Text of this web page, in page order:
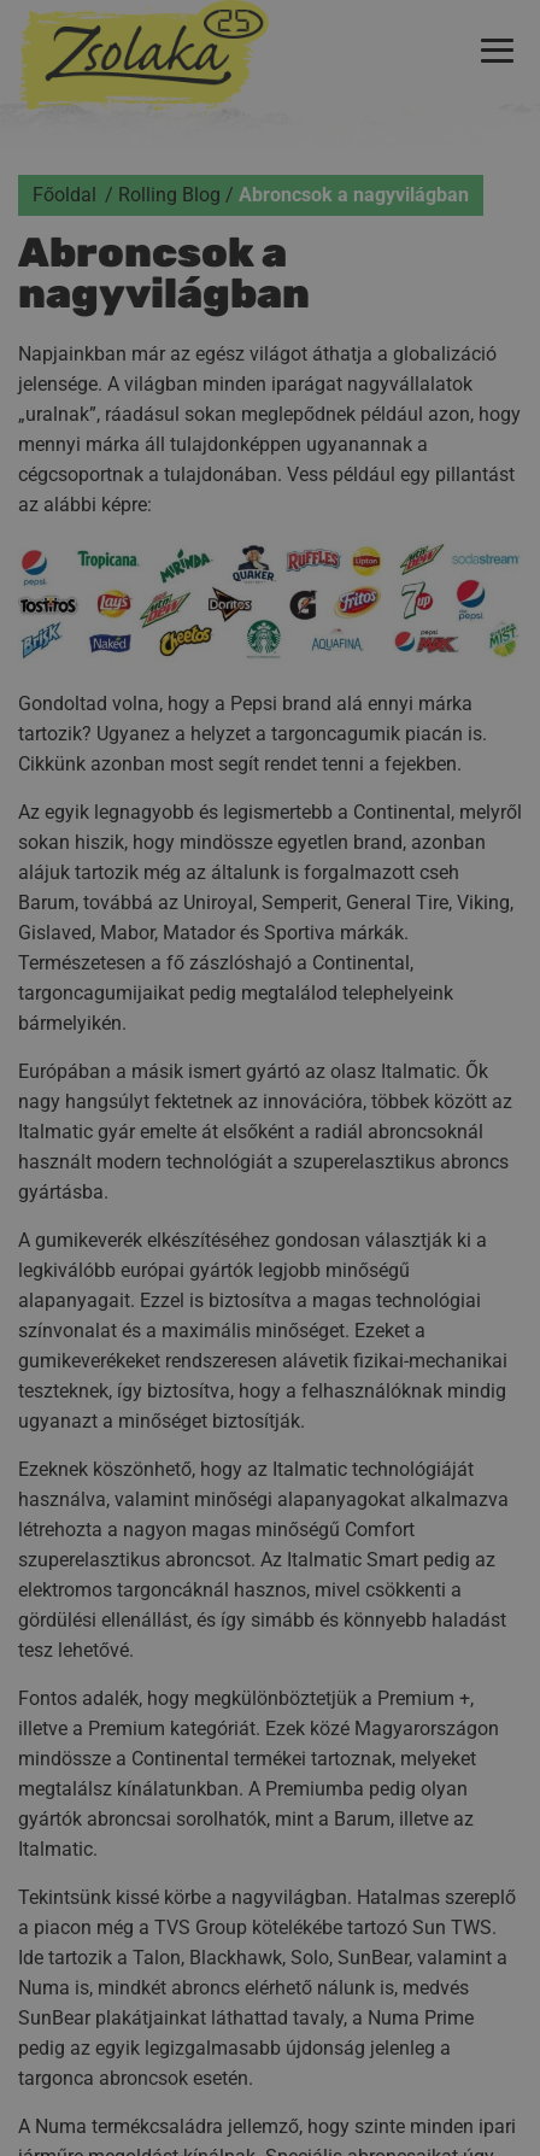
Főoldal Rolling Blog Abroncsok a nagyvilágban
Abroncsok a
nagyvilágban
Napjainkban már az egész világot áthatja a globalizáció
jelensége. A világban minden iparágat nagyvállalatok
„uralnak”, ráadásul sokan meglepődnek például azon, hogy
mennyi márka áll tulajdonképpen ugyanannak a
cégcsoportnak a tulajdonában. Vess például egy pillantást
az alábbi képre:
Gondoltad volna, hogy a Pepsi brand alá ennyi márka
tartozik? Ugyanez a helyzet a targoncagumik piacán is.
Cikkünk azonban most segít rendet tenni a fejekben.
Az egyik legnagyobb és legismertebb a Continental, melyről
sokan hiszik, hogy mindössze egyetlen brand, azonban
alájuk tartozik még az általunk is forgalmazott cseh
Barum, továbbá az Uniroyal, Semperit, General Tire, Viking,
Gislaved, Mabor, Matador és Sportiva márkák.
Természetesen a fő zászlóshajó a Continental,
targoncagumijaikat pedig megtalálod telephelyeink
bármelyikén.
Európában a másik ismert gyártó az olasz Italmatic. Ők
nagy hangsúlyt fektetnek az innovációra, többek között az
Italmatic gyár emelte át elsőként a radiál abroncsoknál
használt modern technológiát a szuperelasztikus abroncs
gyártásba.
A gumikeverék elkészítéséhez gondosan választják ki a
legkiválóbb európai gyártók legjobb minőségű
alapanyagait. Ezzel is biztosítva a magas technológiai
színvonalat és a maximális minőséget. Ezeket a
gumikeverékeket rendszeresen alávetik fizikai-mechanikai
teszteknek, így biztosítva, hogy a felhasználóknak mindig
ugyanazt a minőséget biztosítják.
Ezeknek köszönhető, hogy az Italmatic technológiáját
használva, valamint minőségi alapanyagokat alkalmazva
létrehozta a nagyon magas minőségű Comfort
szuperelasztikus abroncsot. Az Italmatic Smart pedig az
elektromos targoncáknál hasznos, mivel csökkenti a
gördülési ellenállást, és így simább és könnyebb haladást
tesz lehetővé.
Fontos adalék, hogy megkülönböztetjük a Premium +,
illetve a Premium kategóriát. Ezek közé Magyarországon
mindössze a Continental termékei tartoznak, melyeket
megtalálsz kínálatunkban. A Premiumba pedig olyan
gyártók abroncsai sorolhatók, mint a Barum, illetve az
Italmatic.
Tekintsünk kissé körbe a nagyvilágban. Hatalmas szereplő
a piacon még a TVS Group kötelékébe tartozó Sun TWS.
Ide tartozik a Talon, Blackhawk, Solo, SunBear, valamint a
Numa is, mindkét abroncs elérhető nálunk is, medvés
SunBear plakátjainkat láthattad tavaly, a Numa Prime
pedig az egyik legizgalmasabb újdonság jelenleg a
targonca abroncsok esetén.
A Numa termékcsaládra jellemző, hogy szinte minden ipari